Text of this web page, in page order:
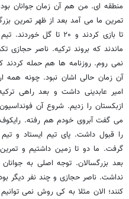
منطقه ای. من هم آن زمان جوانان
تا بازی کردند و ۲۰
ماندند که بروند ترکیه. ناصر حجازی
نمی روم. روزنامه ها هم حمله کردند
آن زمان حالی اشان نبود. چونه همه
ازبکستان را زدیم. شروع آن
می گفت آبروی خودم هم رفته.
را قبول داشت. پای تیم ایستاد و
گرفت. ما دو تا زمین داشتیم و
بعد بزرگسالان. توجه اصلی به
نداشت. ناصر حجازی و چند نفر دیگر
کنند؛ الان مثلا به کی روش نمی